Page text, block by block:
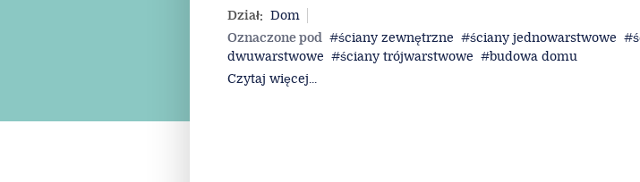
określone wymagania techniczne. Od 2021 roku obowiązuje limit
współczynnika przenikania ciepła U, który dla ścian nie może
0,20 W/(m²·K). Taki poziom można osiągnąć w trzech podstawowych
technologiach murowania. Przy planowaniu inwestycji, istotne
także dostępność surowców i koszty ich zakupu, co szerzej opisano